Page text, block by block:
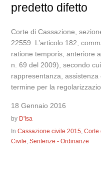
predetto difetto
Corte di Cassazione,
22559. L’articolo 182,
ratione temporis, anteriore
n. 69 del 2009), secondo
rappresentanza,
termine per la
18 Gennaio 2016
by D'Isa
InCassazione civile 2015,Corte
Civile,Sentenze - Ordinanze